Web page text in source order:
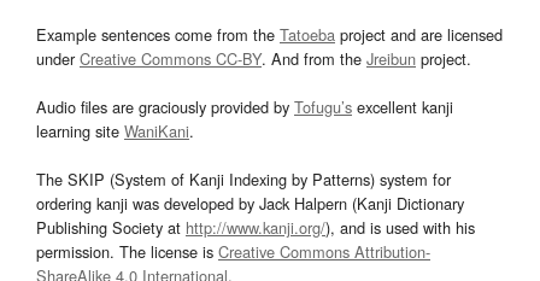
Example sentences come from the Tatoeba project and are licensed
underCreative Commons CC-BY. And from the Jreibun project.
Audio files are graciously provided by Tofugu’s excellent kanji
learning site WaniKani.
The SKIP (System of Kanji Indexing by Patterns) system for
ordering kanji was developed by Jack Halpern (Kanji Dictionary
Publishing Society at http://www.kanji.org/), and is used with his
permission. The license is Creative Commons Attribution-
ShareAlike 4.0 International.